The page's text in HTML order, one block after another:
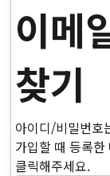
이메
찾기
아이디/비밀번호
가입할 때 등록
클릭해주세요.